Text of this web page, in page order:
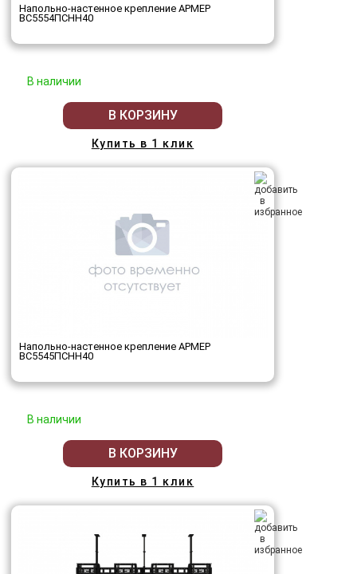
Напольно-настенное крепление АРМЕР
ВС5554ПСНН40
В наличии
В КОРЗИНУ
Купить в 1 клик
Напольно-настенное крепление АРМЕР
ВС5545ПСНН40
В наличии
В КОРЗИНУ
Купить в 1 клик